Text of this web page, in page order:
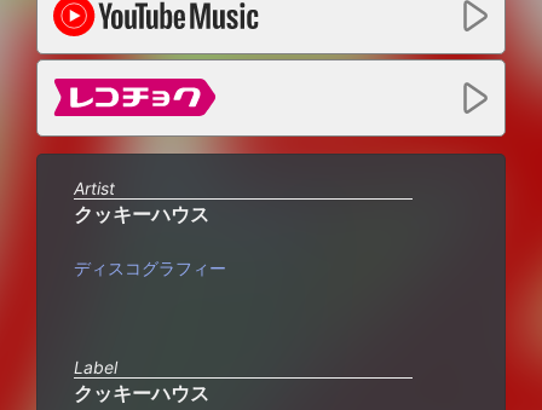
Artist
クッキーハウス
ディスコグラフィー
Label
クッキーハウス